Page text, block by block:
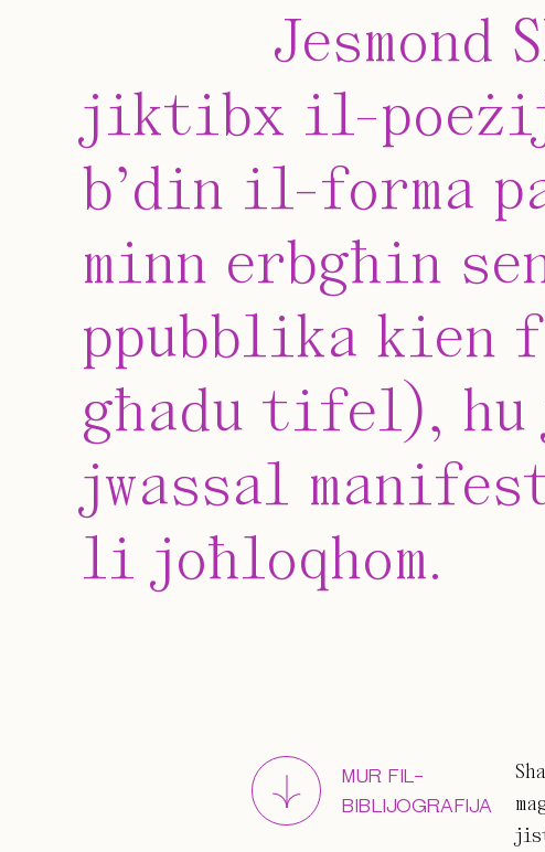
Jesmond
jiktibx il-
b’din il-forma
minn erbgħin
ppubblika kien
għadu tifel),
jwassal
li joħloqhom.
MUR FIL-
BIBLIJOGRAFIJA